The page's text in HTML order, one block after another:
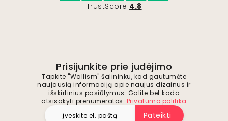
TrustScore 4.8
Prisijunkite prie judėjimo
Tapkite "Wallism" šalininku, kad gautumėte
naujausią informaciją apie naujus dizainus ir
išskirtinius pasiūlymus. Galite bet kada
atsisakyti prenumeratos. Privatumo politika
Pateikti